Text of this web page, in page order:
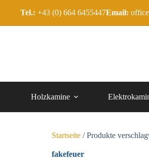
Tel.: +43 (0) 664 6455447Email:
Holzkamine
Startseite / Produkte
fakefeuer